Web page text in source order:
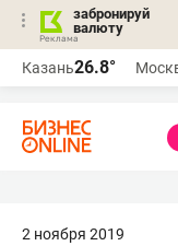
забронируй
валюту
Казань26.8°
2 ноября 2019